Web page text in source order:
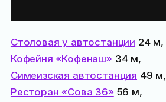
Столовая у автостанции 24 м,
Кофейня «Кофенаш»34 м,
Симеизская автостанция 49 м,
Ресторан «Сова 36»56 м,